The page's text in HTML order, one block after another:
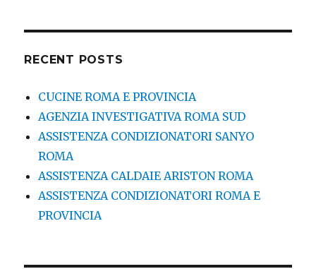
RECENT POSTS
CUCINE ROMA E PROVINCIA
AGENZIA INVESTIGATIVA ROMA SUD
ASSISTENZA CONDIZIONATORI SANYO
ROMA
ASSISTENZA CALDAIE ARISTON ROMA
ASSISTENZA CONDIZIONATORI ROMA E
PROVINCIA